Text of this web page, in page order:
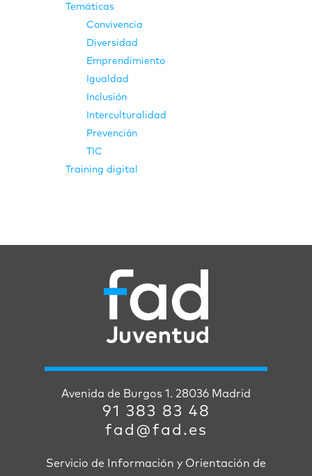
Temáticas
Convivencia
Diversidad
Emprendimiento
Igualdad
Inclusión
Interculturalidad
Prevención
TIC
Training digital
Avenida de Burgos 1. 28036 Madrid
91 383 83 48
fad@fad.es
Servicio de Información y Orientación de